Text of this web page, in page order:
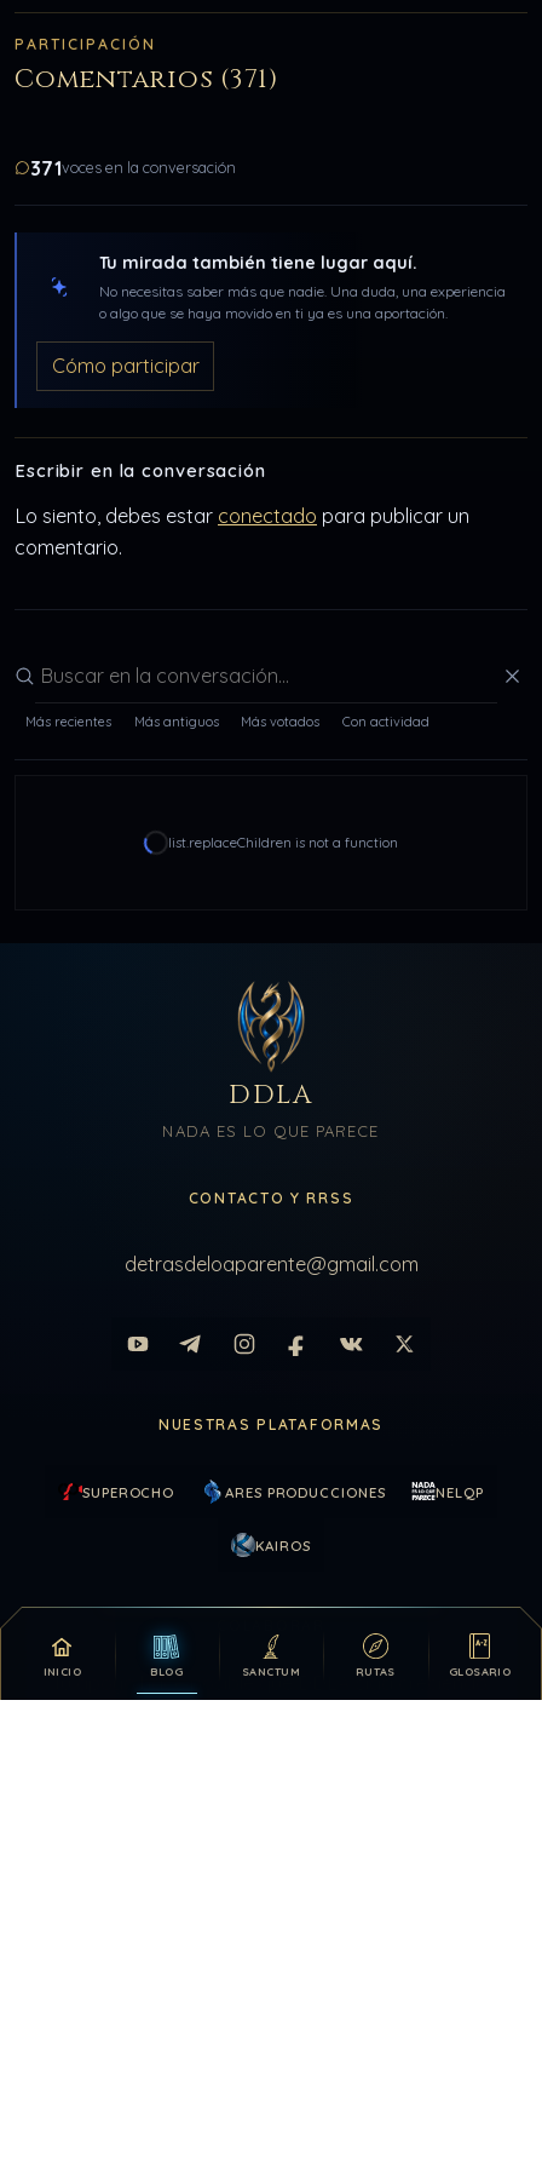
INICIO BLOG SANCTUM RUTAS GLOSARIO
PARTICIPACIÓN
Comentarios (371)
371voces en la conversación
Tu mirada también tiene lugar aquí.
No necesitas saber más que nadie. Una duda, una experiencia
o algo que se haya movido en ti ya es una aportación.
Cómo participar
Escribir en la conversación
Lo siento, debes estar conectado para publicar un
comentario.
Buscar en la conversación
Más recientes Más antiguos Más votados Con actividad
list.replaceChildren is not a function
DDLA
NADA ES LO QUE PARECE
CONTACTO Y RRSS
detrasdeloaparente@gmail.com
NUESTRAS PLATAFORMAS
SUPEROCHO ARES PRODUCCIONES NELQP
KAIROS
Tu apoyo hace posible que DDLA siga creciendo.